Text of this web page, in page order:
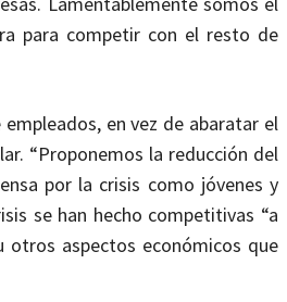
para competir con el resto de
en vez de abaratar el
“Proponemos la reducción del
por la crisis como jóvenes y
se han hecho competitivas “a
otros aspectos económicos que